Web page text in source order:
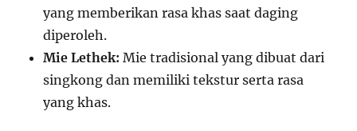
yang memberikan rasa khas saat daging
diperoleh.
Mie Lethek: Mie tradisional yang dibuat dari
singkong dan memiliki tekstur serta rasa
yang khas.